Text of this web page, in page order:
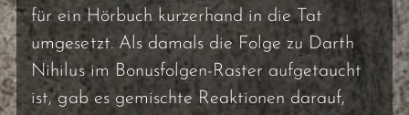
für ein Hörbuch kurzerhand in die Tat
umgesetzt. Als damals die Folge zu Darth
Nihilus im Bonusfolgen-Raster aufgetaucht
ist, gab es gemischte Reaktionen darauf,